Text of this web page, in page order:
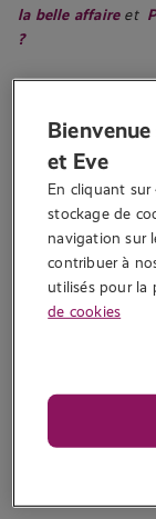
la belle affaireet
?
En bref : une
Se poser
de décider
Dois-je
Après une
mérite d’être
erreur ponctuelle
isolée, commise
signification
et Eve
En cliquant sur
stockage de
navigation sur
contribuer à
utilisés pour la
de cookies